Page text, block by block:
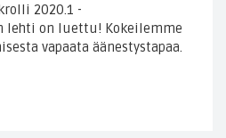
2020.1 -
on luettu! Kokeilemme
vapaata äänestystapaa.